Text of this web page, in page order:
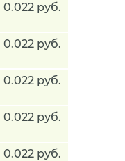
0.022 руб.
0.022 руб.
0.022 руб.
0.022 руб.
0.022 руб.